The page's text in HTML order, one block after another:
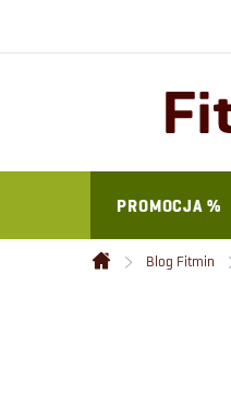
PROMOCJA %
Home
Blog Fitmin